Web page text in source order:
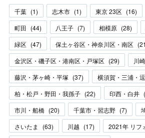
千葉 (1) 志木市 (1) 東京 23区 (16)
町田 (44) 八王子 (7) 相模原 (28)
緑区 (47) 保土ヶ谷区・神奈川区・南区 (
金沢区・磯子区・港南区・戸塚区 (29) 川
藤沢・茅ヶ崎・平塚 (37) 横須賀・三浦・
柏・松戸・野田・我孫子 (22) 印西・白井
市川・船橋 (20) 千葉市・習志野 (7)
さいたま
(63) 川越 (17) 2021年 リフ